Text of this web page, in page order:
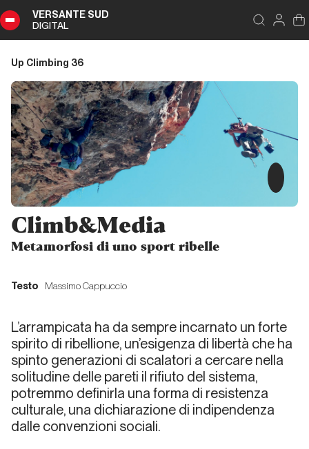
VERSANTE SUD
DIGITAL
Indice
Climbing
36
Sommario
Editoriale
Editoriale
riviste… a
Instagram!
L’assassinio
Dalla carta all'etere
Climb&Media
Metamorfosi di uno sport ribelle
DIGITAL
Up Climbing 36
Testo Massimo Cappuccio
L’arrampicata ha da sempre incarnato un forte
spirito di ribellione, un’esigenza di libertà che ha
spinto generazioni di scalatori a cercare nella
solitudine delle pareti il rifiuto del sistema,
potremmo definirla una forma di resistenza
culturale, una dichiarazione di indipendenza
dalle convenzioni sociali.